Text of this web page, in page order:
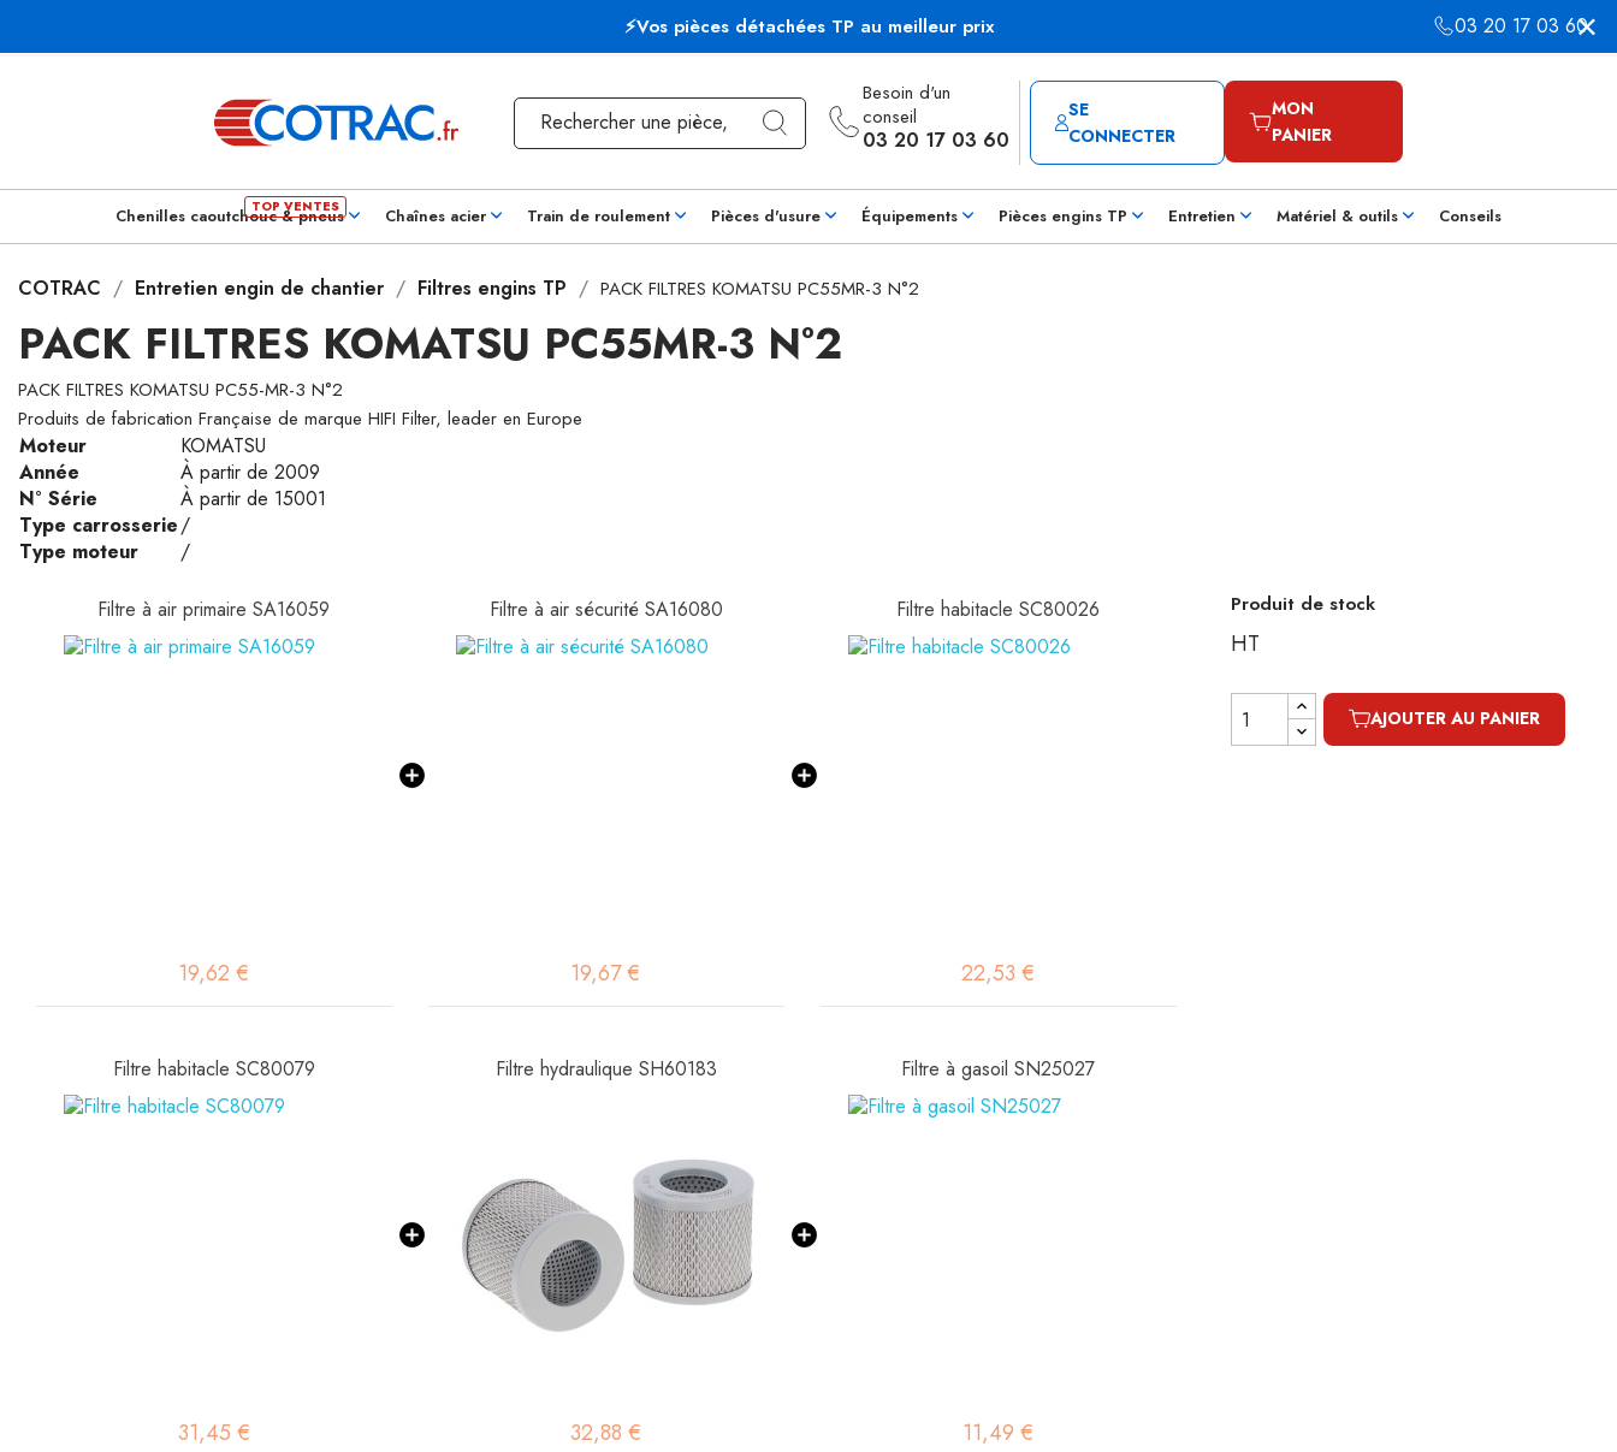
⚡Vos pièces détachées TP au meilleur prix 03 20 17 03 60
Besoin d'un
conseil
03 20 17 03 60
SE
CONNECTER
MON
PANIER
Chenilles caoutchouc & pneus Chaînes acier Train de roulement Pièces d'usure Équipements Pièces engins TP Entretien Matériel & outils Conseils
COTRAC Entretien engin de chantier Filtres engins TP PACK FILTRES KOMATSU PC55MR-3 N°2
PACK FILTRES KOMATSU PC55MR-3 N°2
PACK FILTRES KOMATSU PC55-MR-3 N°2
Produits de fabrication Française de marque HIFI Filter, leader en Europe
Moteur
KOMATSU
Année
À partir de 2009
N° Série
À partir de 15001
Type carrosserie/
Type moteur
/
Filtre à air primaire SA16059
19,62 €
Filtre à air sécurité SA16080
19,67 €
Filtre habitacle SC80026
22,53 €
Filtre habitacle SC80079
31,45 €
Filtre hydraulique SH60183
32,88 €
Filtre à gasoil SN25027
11,49 €
Produit de stock
HT
AJOUTER AU PANIER